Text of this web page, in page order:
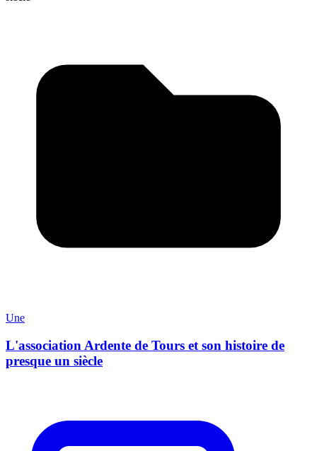
Une
L'association Ardente de Tours et son histoire de
presque un siècle